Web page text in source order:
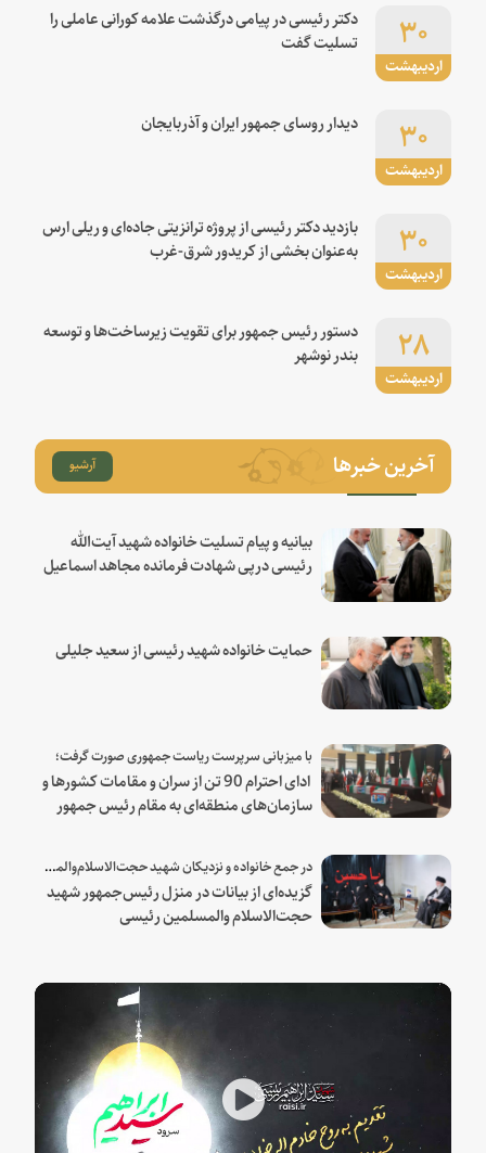
اردیبهشت
۳۰
دکتر رئیسی در پیامی درگذشت علامه کورانی عاملی را
تسلیت گفت
اردیبهشت
۳۰ دیدار روسای جمهور ایران و آذربایجان
اردیبهشت
۳۰
بازدید دکتر رئیسی از پروژه ترانزیتی جاده‌ای و ریلی ارس
به‌عنوان بخشی از کریدور شرق-غرب
اردیبهشت
۲۸
دستور رئیس جمهور برای تقویت زیرساخت‌ها و توسعه
بندر نوشهر
آخرین خبرها آرشیو
بیانیه و پیام تسلیت خانواده شهید آیت‌الله
رئیسی درپی شهادت فرمانده مجاهد اسماعیل
حمایت خانواده شهید رئیسی از سعید جلیلی
با میزبانی سرپرست ریاست جمهوری صورت گرفت؛
ادای احترام 90 تن از سران و مقامات کشورها و
سازمان‌های منطقه‌ای به مقام رئیس جمهور
در جمع خانواده و نزدیکان شهید حجت‌الاسلام‌والمسلمین رئیسی:
گزیده‌ای از بیانات در منزل رئیس‌جمهور شهید
حجت‌الاسلام والمسلمین رئیسی
Play